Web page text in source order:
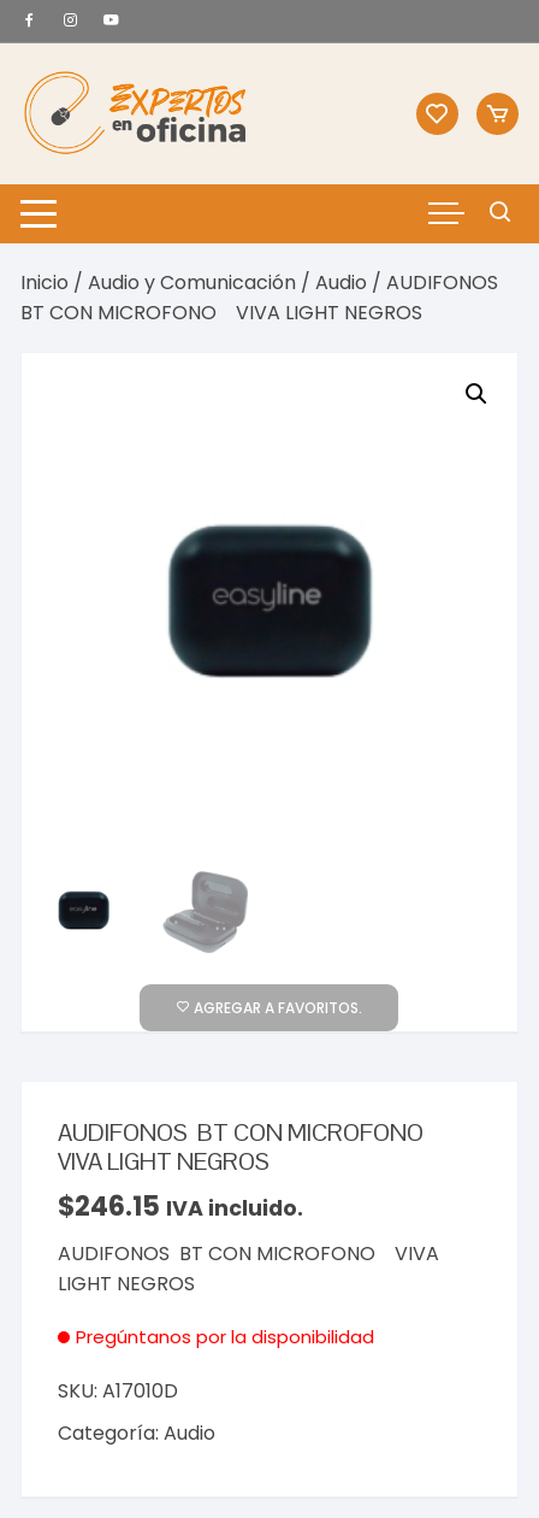
Saltar
al
contenido
Inicio /Audio y Comunicación /Audio / AUDIFONOS
BT CON MICROFONO VIVA LIGHT NEGROS
AGREGAR A FAVORITOS.
AUDIFONOS BT CON MICROFONO
VIVA LIGHT NEGROS
$246.15 IVA incluido.
AUDIFONOS BT CON MICROFONO VIVA
LIGHT NEGROS
Pregúntanos por la disponibilidad
SKU:A17010D
Categoría:Audio